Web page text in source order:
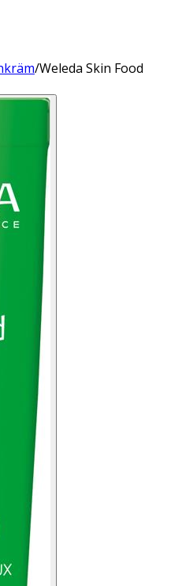
/Weleda Skin Food